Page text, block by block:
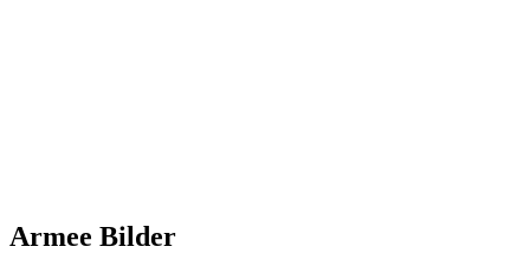
Armee Bilder